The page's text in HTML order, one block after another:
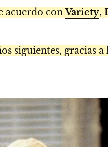
acuerdo conVariety,
siguientes, gracias